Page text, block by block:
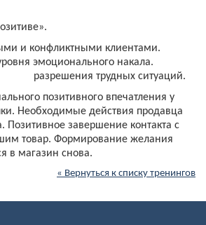
и конфликтными клиентами.
эмоционального накала.
разрешения трудных ситуаций.
позитивного впечатления у
Необходимые действия продавца
Позитивное завершение контакта с
товар. Формирование желания
в магазин снова.
« Вернуться к списку тренингов